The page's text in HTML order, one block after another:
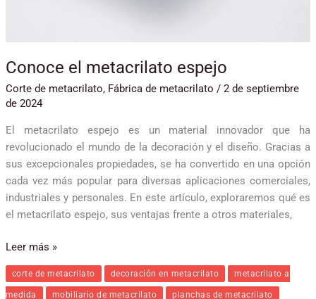
Conoce el metacrilato espejo
Corte de metacrilato, Fábrica de metacrilato / 2 de septiembre
de 2024
El metacrilato espejo es un material innovador que ha
revolucionado el mundo de la decoración y el diseño. Gracias a
sus excepcionales propiedades, se ha convertido en una opción
cada vez más popular para diversas aplicaciones comerciales,
industriales y personales. En este artículo, exploraremos qué es
el metacrilato espejo, sus ventajas frente a otros materiales,
Leer más »
corte de metacrilato decoración en metacrilato metacrilato a
medida mobiliario de metacrilato planchas de metacrilato